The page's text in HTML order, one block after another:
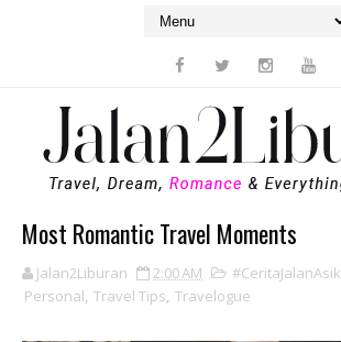
Most Romantic Travel Moments
Jalan2Liburan 2:00 AM #CeritaJalanAsik
Personal, Travel Tips, Travelogue